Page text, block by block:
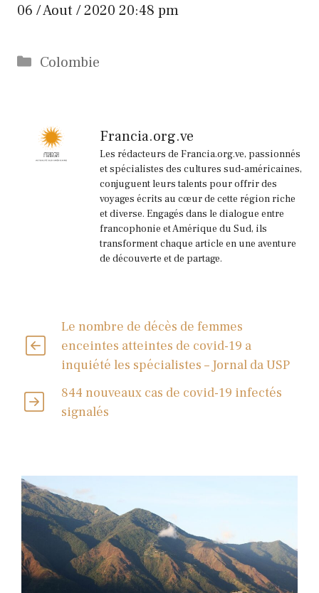
06 / Aout / 2020 20:48 pm
Catégories
Colombie
Francia.org.ve
Les rédacteurs de Francia.org.ve, passionnés
et spécialistes des cultures sud-américaines,
conjuguent leurs talents pour offrir des
voyages écrits au cœur de cette région riche
et diverse. Engagés dans le dialogue entre
francophonie et Amérique du Sud, ils
transforment chaque article en une aventure
de découverte et de partage.
Le nombre de décès de femmes
enceintes atteintes de covid-19 a
inquiété les spécialistes – Jornal da USP
844 nouveaux cas de covid-19 infectés
signalés